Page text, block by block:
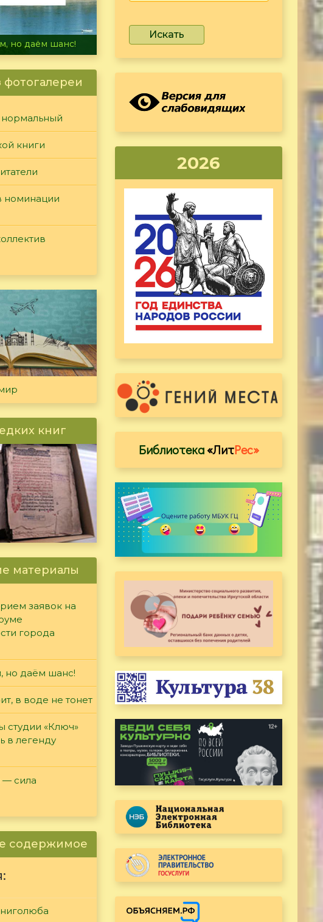
в воде не тонет
нормальный
книги
номинации
книг
материалы
заявок на
города
но даём шанс!
в воде не тонет
студии «Ключ»
в легенду
— сила
содержимое
Искать
2026
Библиотека«ЛитРес»